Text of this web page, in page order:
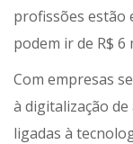
profissões estão
podem ir de R$ 6
Com empresas
à digitalização
ligadas à